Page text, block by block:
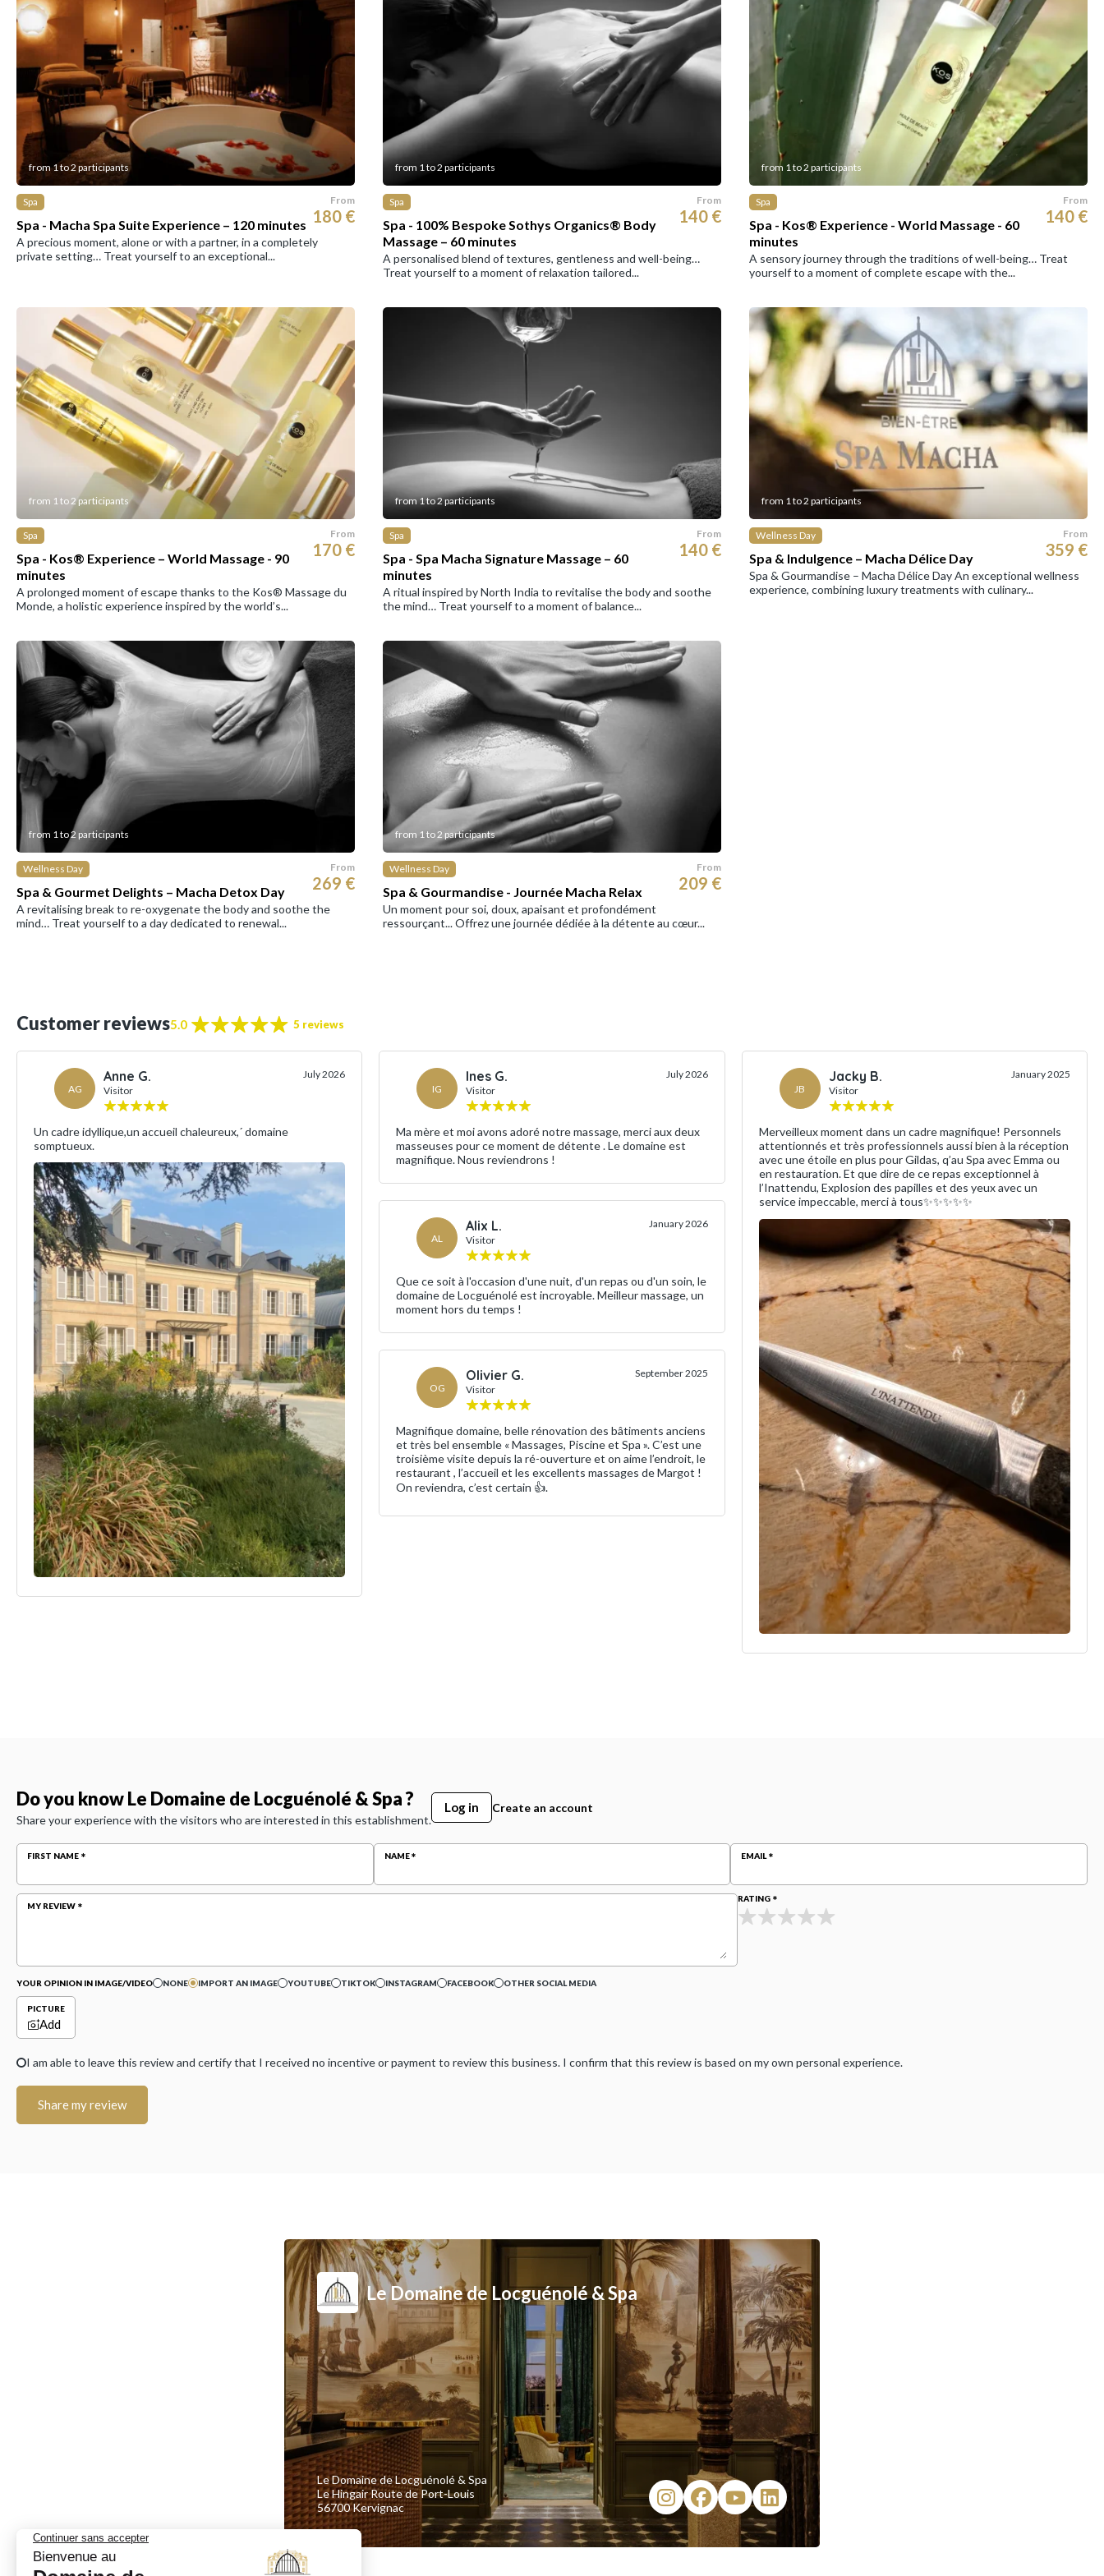
from 1 to 2 participants
Spa
Spa - Macha Spa Suite Experience – 120 minutes
From
180 €
A precious moment, alone or with a partner, in a completely
private setting… Treat yourself to an exceptional...
from 1 to 2 participants
Spa
Spa - 100% Bespoke Sothys Organics® Body
Massage – 60 minutes
From
140 €
A personalised blend of textures, gentleness and well-being…
Treat yourself to a moment of relaxation tailored...
from 1 to 2 participants
Spa
Spa - Kos® Experience - World Massage - 60
minutes
From
140 €
A sensory journey through the traditions of well-being… Treat
yourself to a moment of complete escape with the...
from 1 to 2 participants
Spa
Spa - Kos® Experience – World Massage - 90
minutes
From
170 €
A prolonged moment of escape thanks to the Kos® Massage du
Monde, a holistic experience inspired by the world’s...
from 1 to 2 participants
Spa
Spa - Spa Macha Signature Massage – 60
minutes
From
140 €
A ritual inspired by North India to revitalise the body and soothe
the mind… Treat yourself to a moment of balance...
from 1 to 2 participants
Wellness Day
Spa & Indulgence – Macha Délice Day
From
359 €
Spa & Gourmandise – Macha Délice Day An exceptional wellness
experience, combining luxury treatments with culinary...
from 1 to 2 participants
Wellness Day
Spa & Gourmet Delights – Macha Detox Day
From
269 €
A revitalising break to re-oxygenate the body and soothe the
mind… Treat yourself to a day dedicated to renewal...
from 1 to 2 participants
Wellness Day
Spa & Gourmandise - Journée Macha Relax
From
209 €
Un moment pour soi, doux, apaisant et profondément
ressourçant... Offrez une journée dédiée à la détente au cœur...
Customer reviews5.0 5 reviews
AG
Anne G.
Visitor
July 2026
Un cadre idyllique,un accueil chaleureux,´ domaine
somptueux.
IG
Ines G.
Visitor
July 2026
Ma mère et moi avons adoré notre massage, merci aux deux
masseuses pour ce moment de détente . Le domaine est
magnifique. Nous reviendrons !
AL
Alix L.
Visitor
January 2026
Que ce soit à l'occasion d'une nuit, d'un repas ou d'un soin, le
domaine de Locguénolé est incroyable. Meilleur massage, un
moment hors du temps !
OG
Olivier G.
Visitor
September 2025
Magnifique domaine, belle rénovation des bâtiments anciens
et très bel ensemble « Massages, Piscine et Spa ». C’est une
troisième visite depuis la ré-ouverture et on aime l’endroit, le
restaurant , l’accueil et les excellents massages de Margot !
On reviendra, c’est certain 👍.
JB
Jacky B.
Visitor
January 2025
Merveilleux moment dans un cadre magnifique! Personnels
attentionnés et très professionnels aussi bien à la réception
avec une étoile en plus pour Gildas, q’au Spa avec Emma ou
en restauration. Et que dire de ce repas exceptionnel à
l’Inattendu, Explosion des papilles et des yeux avec un
service impeccable, merci à tous✨✨✨✨✨
Do you know Le Domaine de Locguénolé & Spa ?
Share your experience with the visitors who are interested in this establishment.
Log in Create an account
FIRST NAME NAME EMAIL
MY REVIEW
RATING
YOUR OPINION IN IMAGE/VIDEO NONE IMPORT AN IMAGE YOUTUBE TIKTOK INSTAGRAM FACEBOOK OTHER SOCIAL MEDIA
PICTURE
Add
I am able to leave this review and certify that I received no incentive or payment to review this business. I confirm that this review is based on my own personal experience.
Share my review
Le Domaine de Locguénolé & Spa
Le Domaine de Locguénolé & Spa
Le Hingair Route de Port-Louis
56700 Kervignac